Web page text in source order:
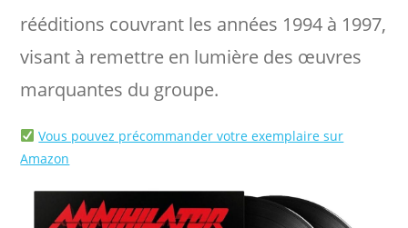
rééditions couvrant les années 1994 à 1997,
visant à remettre en lumière des œuvres
marquantes du groupe.​
Vous pouvez précommander votre exemplaire sur
Amazon